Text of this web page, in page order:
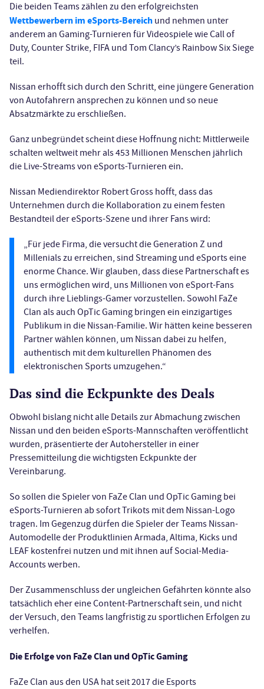
Die beiden Teams zählen zu den erfolgreichsten
Wettbewerbern im eSports-Bereich und nehmen unter
anderem an Gaming-Turnieren für Videospiele wie Call of
Duty, Counter Strike, FIFA und Tom Clancy’s Rainbow Six Siege
teil.
Nissan erhofft sich durch den Schritt, eine jüngere Generation
von Autofahrern ansprechen zu können und so neue
Absatzmärkte zu erschließen.
Ganz unbegründet scheint diese Hoffnung nicht: Mittlerweile
schalten weltweit mehr als 453 Millionen Menschen jährlich
die Live-Streams von eSports-Turnieren ein.
Nissan Mediendirektor Robert Gross hofft, dass das
Unternehmen durch die Kollaboration zu einem festen
Bestandteil der eSports-Szene und ihrer Fans wird:
„Für jede Firma, die versucht die Generation Z und
Millenials zu erreichen, sind Streaming und eSports eine
enorme Chance. Wir glauben, dass diese Partnerschaft es
uns ermöglichen wird, uns Millionen von eSport-Fans
durch ihre Lieblings-Gamer vorzustellen. Sowohl FaZe
Clan als auch OpTic Gaming bringen ein einzigartiges
Publikum in die Nissan-Familie. Wir hätten keine besseren
Partner wählen können, um Nissan dabei zu helfen,
authentisch mit dem kulturellen Phänomen des
elektronischen Sports umzugehen.“
Das sind die Eckpunkte des Deals
Obwohl bislang nicht alle Details zur Abmachung zwischen
Nissan und den beiden eSports-Mannschaften veröffentlicht
wurden, präsentierte der Autohersteller in einer
Pressemitteilung die wichtigsten Eckpunkte der
Vereinbarung.
So sollen die Spieler von FaZe Clan und OpTic Gaming bei
eSports-Turnieren ab sofort Trikots mit dem Nissan-Logo
tragen. Im Gegenzug dürfen die Spieler der Teams Nissan-
Automodelle der Produktlinien Armada, Altima, Kicks und
LEAF kostenfrei nutzen und mit ihnen auf Social-Media-
Accounts werben.
Der Zusammenschluss der ungleichen Gefährten könnte also
tatsächlich eher eine Content-Partnerschaft sein, und nicht
der Versuch, den Teams langfristig zu sportlichen Erfolgen zu
verhelfen.
Die Erfolge von FaZe Clan und OpTic Gaming
FaZe Clan aus den USA hat seit 2017 die Esports